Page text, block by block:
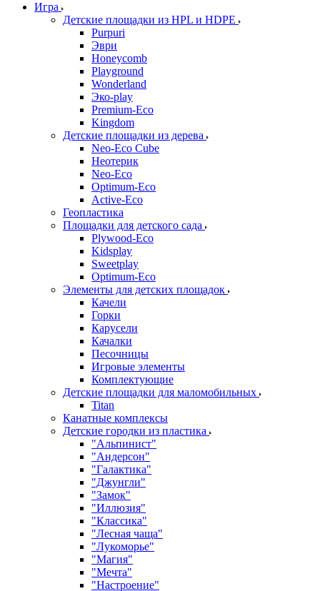
Игра
Детские площадки из HPL и HDPE
Purpuri
Эври
Honeycomb
Playground
Wonderland
Эко-play
Premium-Eco
Kingdom
Детские площадки из дерева
Neo-Eco Cube
Неотерик
Neo-Eco
Оptimum-Еco
Active-Eco
Геопластика
Площадки для детского сада
Plywood-Eco
Kidsplay
Sweetplay
Оptimum-Еco
Элементы для детских площадок
Качели
Горки
Карусели
Качалки
Песочницы
Игровые элементы
Комплектующие
Детские площадки для маломобильных
Titan
Канатные комплексы
Детские городки из пластика
"Альпинист"
"Андерсон"
"Галактика"
"Джунгли"
"Замок"
"Иллюзия"
"Классика"
"Лесная чаща"
"Лукоморье"
"Магия"
"Мечта"
"Настроение"